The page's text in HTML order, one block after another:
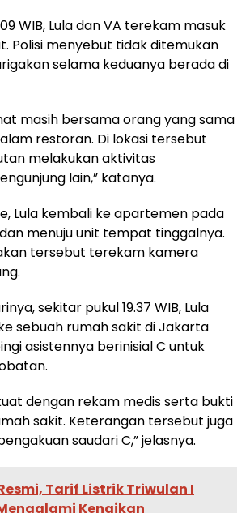
WIB, Lula dan VA terekam masuk
Polisi menyebut tidak ditemukan
selama keduanya berada di
masih bersama orang yang sama
restoran. Di lokasi tersebut
melakukan aktivitas
lain,” katanya.
Lula kembali ke apartemen pada
dan menuju unit tempat tinggalnya.
tersebut terekam kamera
sekitar pukul 19.37 WIB, Lula
sebuah rumah sakit di Jakarta
asistennya berinisial C untuk
dengan rekam medis serta bukti
sakit. Keterangan tersebut juga
saudari C,” jelasnya.
Tarif Listrik Triwulan I
Kenaikan